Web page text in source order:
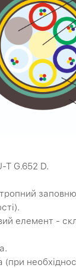
T G.652 D.
елемент -